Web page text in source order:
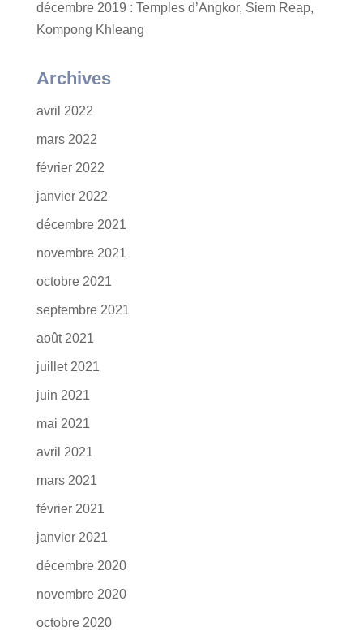
décembre 2019 : Temples d’Angkor, Siem Reap,
Kompong Khleang
Archives
avril 2022
mars 2022
février 2022
janvier 2022
décembre 2021
novembre 2021
octobre 2021
septembre 2021
août 2021
juillet 2021
juin 2021
mai 2021
avril 2021
mars 2021
février 2021
janvier 2021
décembre 2020
novembre 2020
octobre 2020